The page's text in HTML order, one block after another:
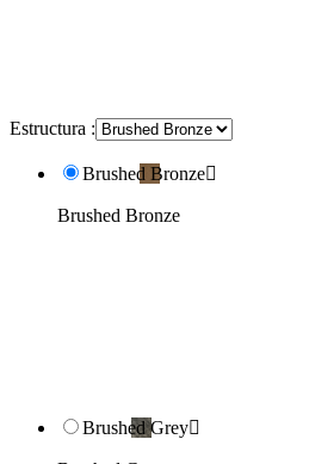
Estructura :
Brushed Bronze
Brushed Bronze
Brushed Grey